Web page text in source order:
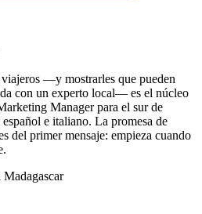
—y mostrarles que pueden
con un experto local— es el núcleo
Manager para el sur de
e italiano. La promesa de
del primer mensaje: empieza cuando
Madagascar